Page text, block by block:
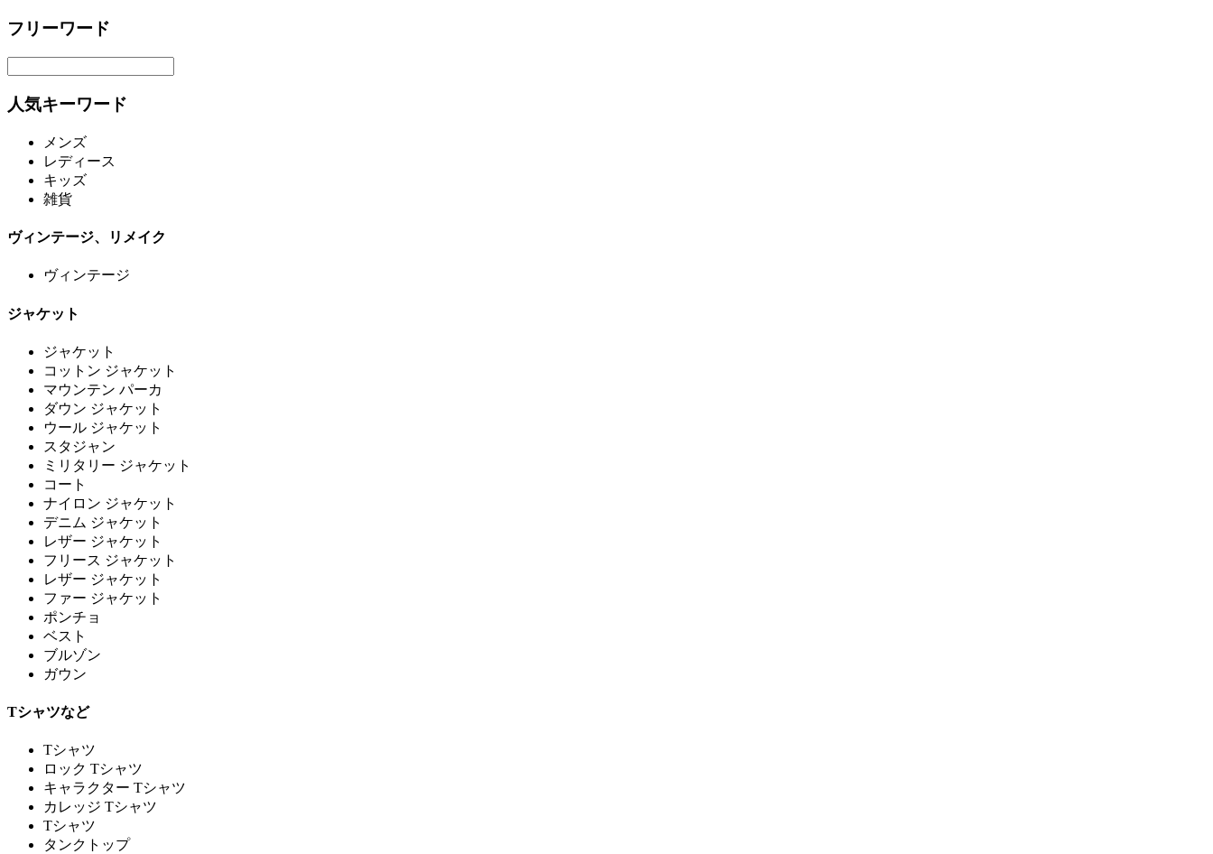
フリーワード
人気キーワード
メンズ
レディース
キッズ
雑貨
ヴィンテージ、リメイク
ヴィンテージ
ジャケット
ジャケット
コットン ジャケット
マウンテン パーカ
ダウン ジャケット
ウール ジャケット
スタジャン
ミリタリー ジャケット
コート
ナイロン ジャケット
デニム ジャケット
レザー ジャケット
フリース ジャケット
レザー ジャケット
ファー ジャケット
ポンチョ
ベスト
ブルゾン
ガウン
Tシャツなど
Tシャツ
ロック Tシャツ
キャラクター Tシャツ
カレッジ Tシャツ
Tシャツ
タンクトップ